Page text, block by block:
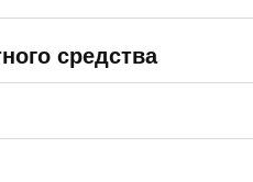
средства